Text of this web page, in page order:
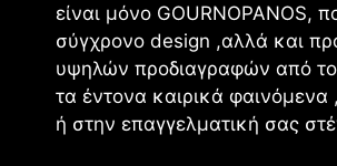
είναι μόνο GOURNOPANOS,
σύγχρονο design ,αλλά και
υψηλών προδιαγραφών από το
τα έντονα καιρικά φαινόμενα
ή στην επαγγελματική σας